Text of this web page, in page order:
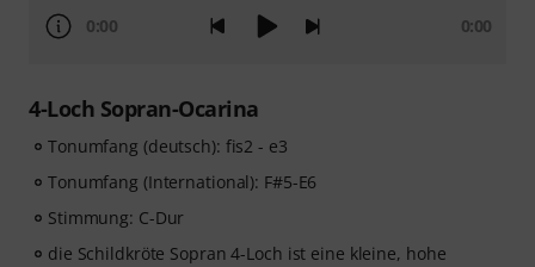
0:00 0:00
4-Loch Sopran-Ocarina
Tonumfang (deutsch): fis2 - e3
Tonumfang (International): F#5-E6
Stimmung: C-Dur
die Schildkröte Sopran 4-Loch ist eine kleine, hohe